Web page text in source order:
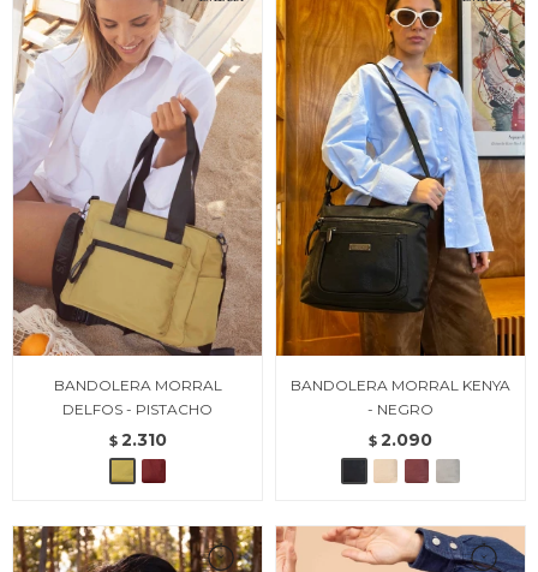
BANDOLERA MORRAL
DELFOS - PISTACHO
$ 2.310
BANDOLERA MORRAL KENYA
- NEGRO
$ 2.090